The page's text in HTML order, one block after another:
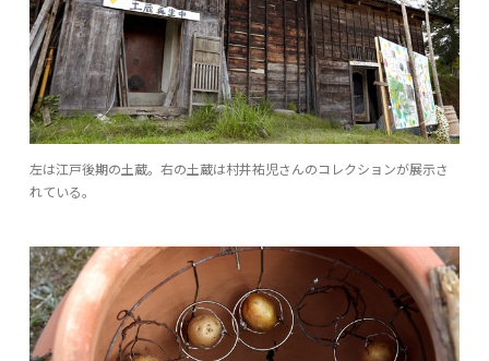
左は江戸後期の土蔵。右の土蔵は村井祐児さんのコレクションが展示さ
れている。